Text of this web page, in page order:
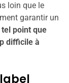
loin que le
garantir un
tel point que
difficile à